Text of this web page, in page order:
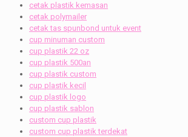
cetak plastik kemasan
cetak polymailer
cetak tas spunbond untuk event
cup minuman custom
cup plastik 22 oz
cup plastik 500an
cup plastik custom
cup plastik kecil
cup plastik logo
cup plastik sablon
custom cup plastik
custom cup plastik terdekat